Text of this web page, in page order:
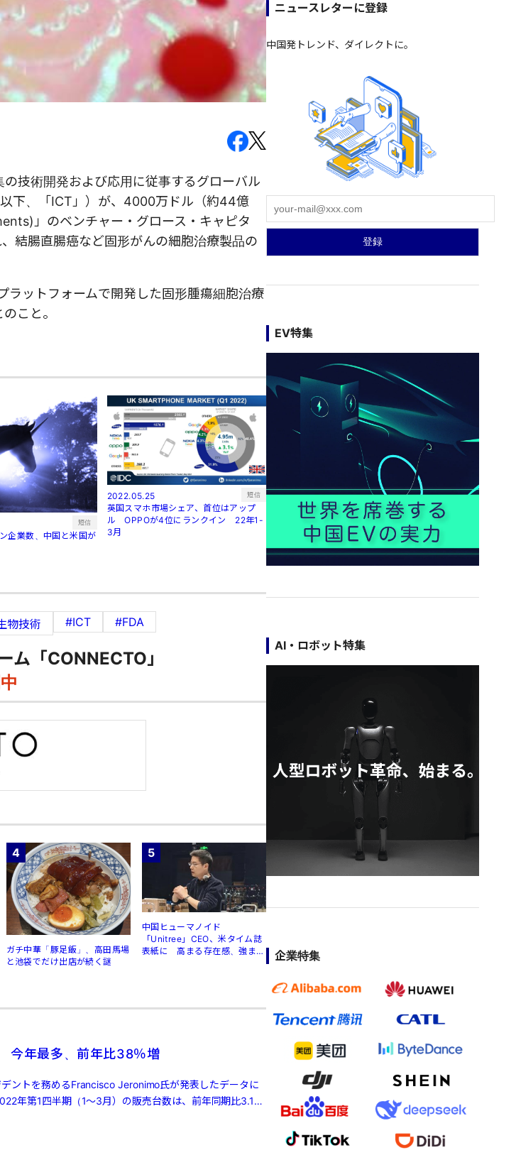
技術開発および応用に従事するグローバル
下、「ICT」）が、4000万ドル（約44億
」のベンチャー・グロース・キャピタ
結腸直腸癌など固形がんの細胞治療製品の
ラットフォームで開発した固形腫瘍細胞治療
こと。
短信
企業数、中国と米国が
2022.05.25 短信
英国スマホ市場シェア、首位はアップ
ル OPPOが4位にランクイン 22年1-
3月
物技術 #ICT #FDA
ム「CONNECTO」
4
ガチ中華「豚足飯」、高田馬場
と池袋でだけ出店が続く謎
5
中国ヒューマノイド
「Unitree」CEO、米タイム誌
表紙に 高まる存在感、強まる
今年最多、前年比38％増
ントを務めるFrancisco Jeronimo氏が発表したデータに
年第1四半期（1～3月）の販売台数は、前年同期比3.1%
ニュースレターに登録
中国発トレンド、ダイレクトに。
EV特集
AI・ロボット特集
企業特集